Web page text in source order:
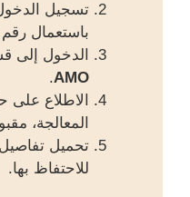
تسجيل
باستعمال رقم CNSS وكلمة المرور.
الدخول إلى
AMO
.
الاطلاع على
المعالجة،
تحميل
للاحتفاظ بها.